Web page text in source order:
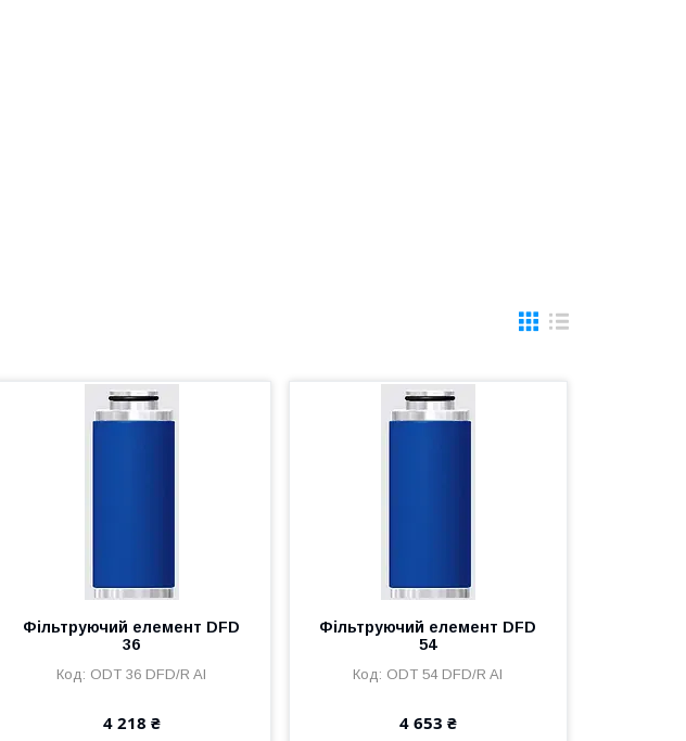
Фільтруючий елемент DFD
36
ODT 36 DFD/R Al
4 218 ₴
Фільтруючий елемент DFD
54
ODT 54 DFD/R Al
4 653 ₴